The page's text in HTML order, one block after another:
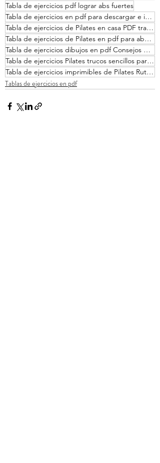
Tabla de ejercicios pdf lograr abs fuertes
Tabla de ejercicios en pdf para descargar e imprimir de Pilates abdomen definido
Tabla de ejercicios de Pilates en casa PDF trabaja abdominales sin peso
Tabla de ejercicios de Pilates en pdf para abdomen con banda
Tabla de ejercicios dibujos en pdf Consejos para fortalecer abdominales
Tabla de ejercicios Pilates trucos sencillos para endurecer abdomen con gomas de resistencia
Tabla de ejercicios imprimibles de Pilates Rutina de abd con elementos Descargable
Tablas de ejercicios en pdf